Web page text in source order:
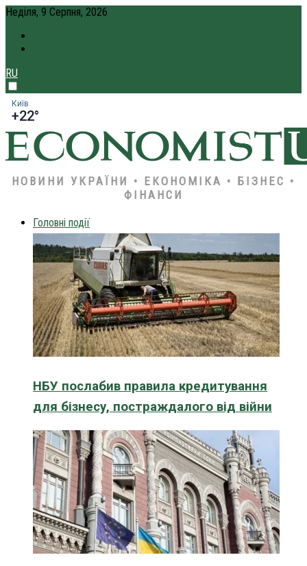
Неділя, 9 Серпня, 2026
RU
Київ
+22°
НОВИНИ УКРАЇНИ • ЕКОНОМІКА • БІЗНЕС •
ФІНАНСИ
Головні події
НБУ послабив правила кредитування
для бізнесу, постраждалого від війни